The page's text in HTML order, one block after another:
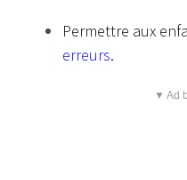
Permettre aux
erreurs.
▼ Ad